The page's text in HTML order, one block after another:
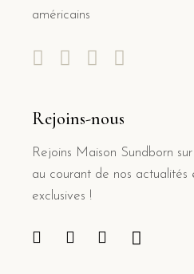
américains
Rejoins-nous
Rejoins Maison Sundborn
au courant de nos actualités
exclusives !